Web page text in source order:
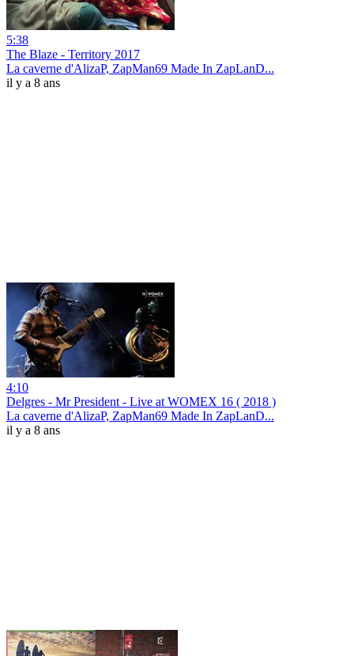
5:38
The Blaze - Territory 2017
La caverne d'AlizaP, ZapMan69 Made In ZapLanD...
il y a 8 ans
4:10
Delgres - Mr President - Live at WOMEX 16 ( 2018 )
La caverne d'AlizaP, ZapMan69 Made In ZapLanD...
il y a 8 ans